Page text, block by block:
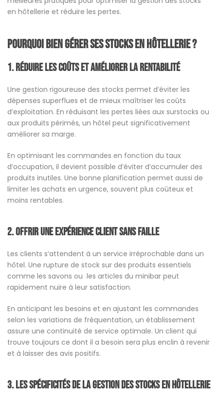
en hôtellerie et réduire les pertes.
Pourquoi bien gérer ses stocks en hôtellerie ?
1.Réduire les coûts et améliorer la rentabilité
Une gestion rigoureuse des stocks permet d’éviter les
dépenses superflues et de mieux maîtriser les coûts
d’exploitation. En réduisant les pertes liées aux surstocks ou
aux produits périmés, un hôtel peut significativement
améliorer sa marge.
En optimisant les commandes en fonction du taux
d’occupation, il devient possible d’éviter d’accumuler des
produits inutiles. Une bonne planification permet aussi de
limiter les achats en urgence, souvent plus coûteux et
moins rentables.
2.Offrir une expérience client sans faille
Les clients s’attendent à un service irréprochable dans un
hôtel. Une rupture de stock sur des produits essentiels
comme les savons ou les articles du minibar peut
rapidement nuire à leur satisfaction.
En anticipant les besoins et en ajustant les commandes
selon les variations de fréquentation, un établissement
assure une continuité de service optimale. Un client qui
trouve toujours ce dont il a besoin sera plus enclin à revenir
et à laisser des avis positifs.
3.Les spécificités de la gestion des stocks en hôtellerie